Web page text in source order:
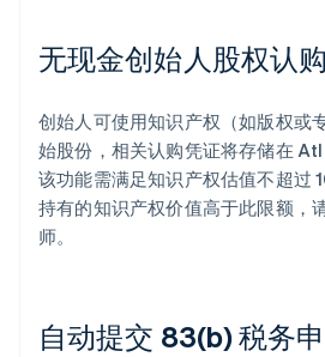
无现金创始人股权认购
创始人可使用知识产权（如版权或
始股份，相关认购凭证将存储在
该功能需满足知识产权估值不超过
持有的知识产权价值高于此限额，
师。
自动提交 83(b) 税务